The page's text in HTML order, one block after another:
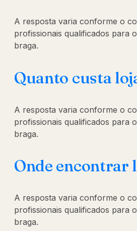
A resposta varia conforme o
profissionais qualificados para
braga.
Quanto custa
A resposta varia conforme o
profissionais qualificados para
braga.
Onde encontrar
A resposta varia conforme o
profissionais qualificados para
braga.